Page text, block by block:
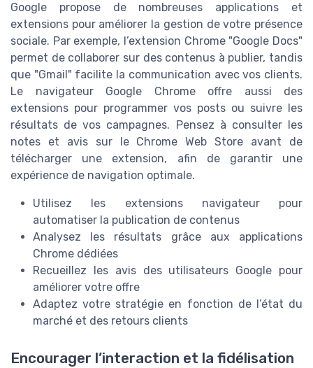
Google propose de nombreuses applications et
extensions pour améliorer la gestion de votre présence
sociale. Par exemple, l’extension Chrome "Google Docs"
permet de collaborer sur des contenus à publier, tandis
que "Gmail" facilite la communication avec vos clients.
Le navigateur Google Chrome offre aussi des
extensions pour programmer vos posts ou suivre les
résultats de vos campagnes. Pensez à consulter les
notes et avis sur le Chrome Web Store avant de
télécharger une extension, afin de garantir une
expérience de navigation optimale.
Utilisez les extensions navigateur pour
automatiser la publication de contenus
Analysez les résultats grâce aux applications
Chrome dédiées
Recueillez les avis des utilisateurs Google pour
améliorer votre offre
Adaptez votre stratégie en fonction de l’état du
marché et des retours clients
Encourager l’interaction et la fidélisation